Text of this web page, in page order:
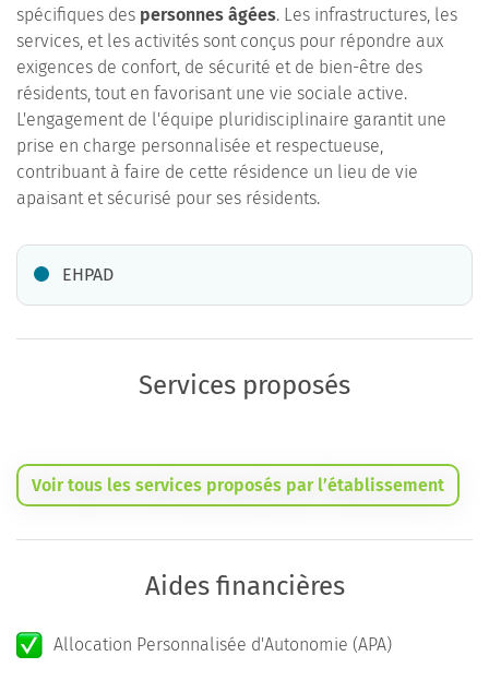
spécifiques des personnes âgées. Les infrastructures, les
services, et les activités sont conçus pour répondre aux
exigences de confort, de sécurité et de bien-être des
résidents, tout en favorisant une vie sociale active.
L'engagement de l'équipe pluridisciplinaire garantit une
prise en charge personnalisée et respectueuse,
contribuant à faire de cette résidence un lieu de vie
apaisant et sécurisé pour ses résidents.
EHPAD
Services proposés
Voir tous les services proposés par l’établissement
Aides financières
Allocation Personnalisée d'Autonomie (APA)